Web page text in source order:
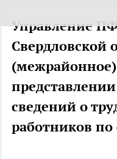
Управление
Свердловской
сведений о
работников